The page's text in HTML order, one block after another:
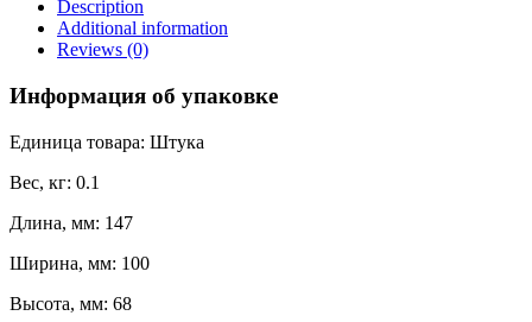
Description
Additional information
Reviews (0)
Информация об упаковке
Единица товара: Штука
Вес, кг: 0.1
Длина, мм: 147
Ширина, мм: 100
Высота, мм: 68